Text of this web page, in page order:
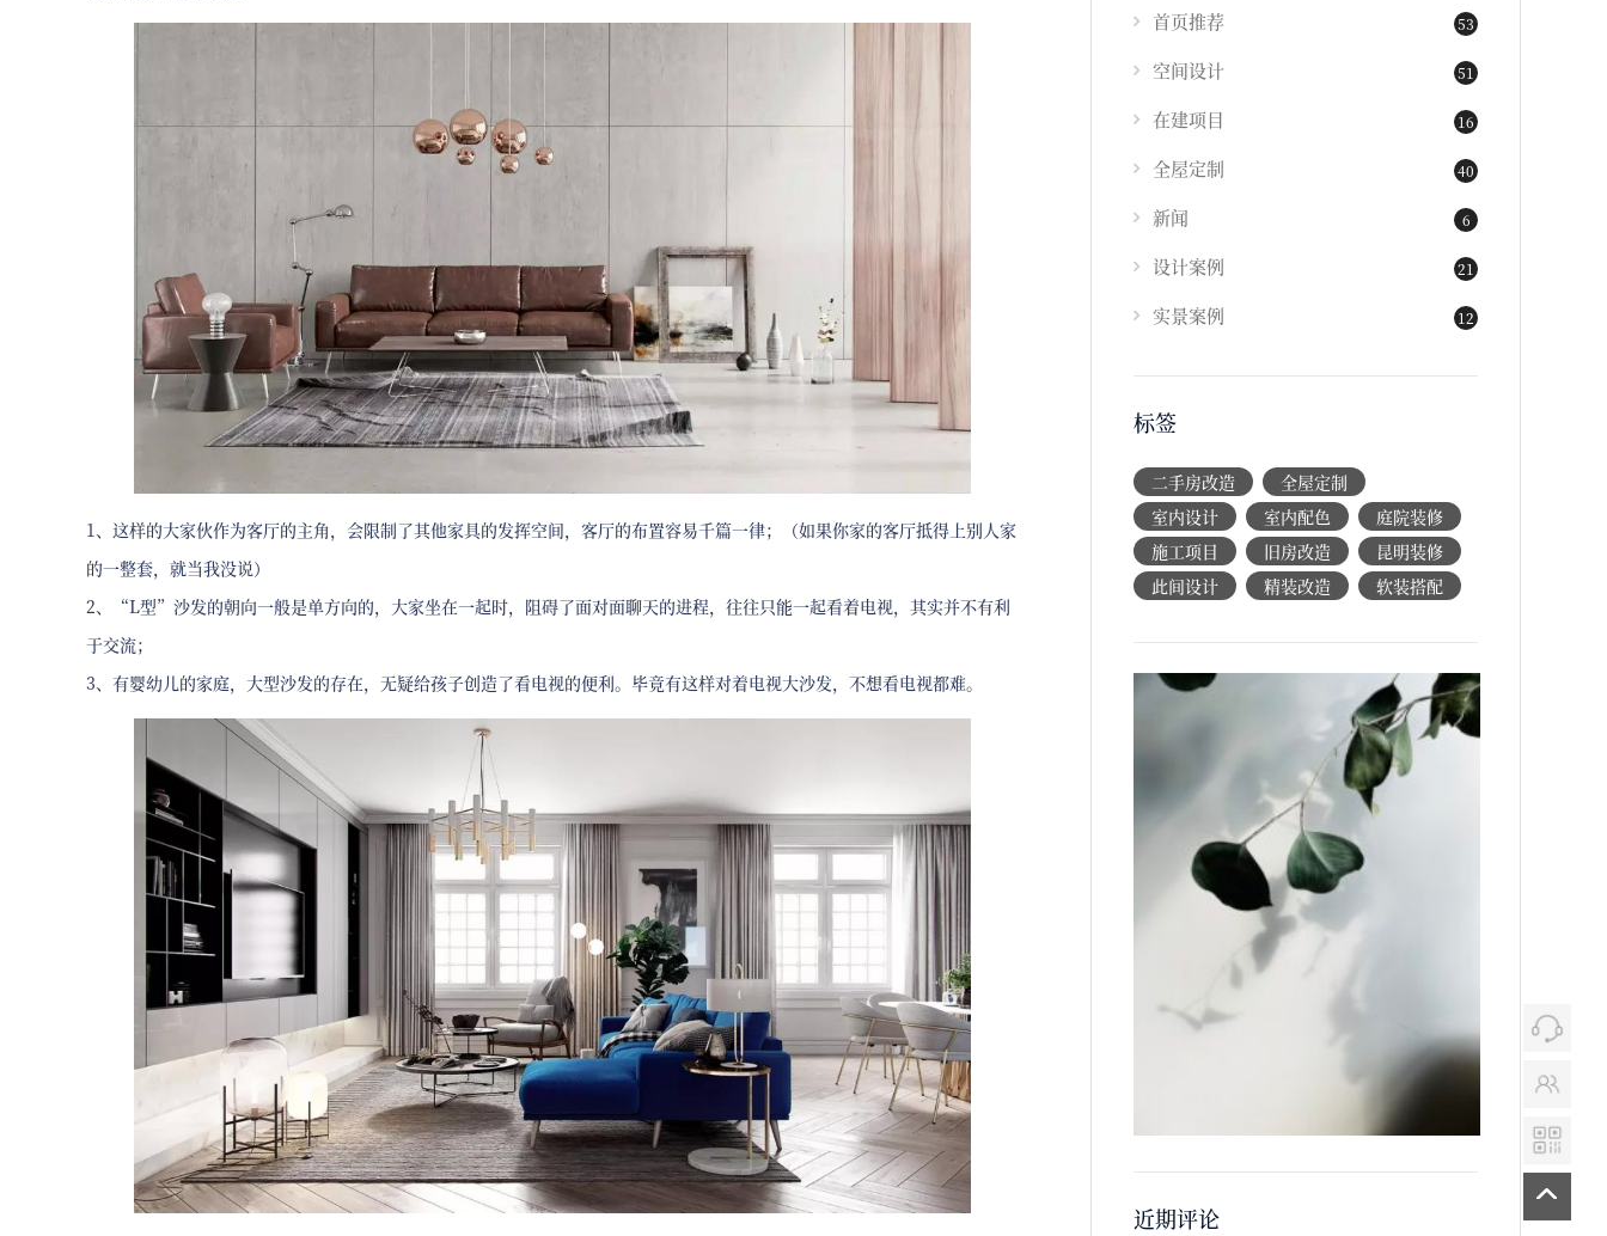
1、这样的大家伙作为客厅的主角，会限制了其他家具的发挥空间，客厅的布置容易千篇一律；（如果你家的客厅抵得上别人家
的一整套，就当我没说）
2、“L型”沙发的朝向一般是单方向的，大家坐在一起时，阻碍了面对面聊天的进程，往往只能一起看着电视，其实并不有利
于交流；
3、有婴幼儿的家庭，大型沙发的存在，无疑给孩子创造了看电视的便利。毕竟有这样对着电视大沙发，不想看电视都难。
首页推荐 53
空间设计 51
在建项目 16
全屋定制 40
新闻 6
设计案例 21
实景案例 12
标签
二手房改造
全屋定制
室内设计
室内配色
庭院装修
施工项目
旧房改造
昆明装修
此间设计
精装改造 软装搭配
近期评论